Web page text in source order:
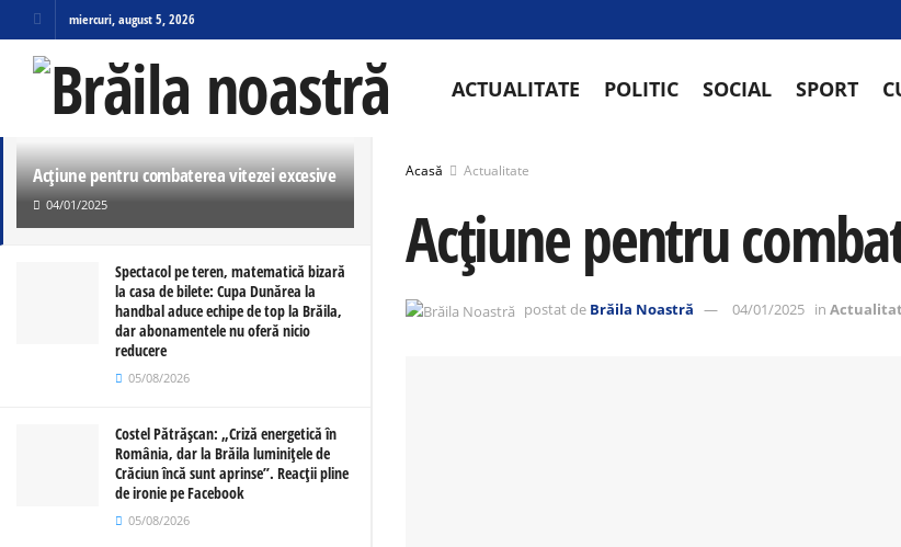
ULTIMELE TRENDING
Acțiune pentru combaterea vitezei excesive
04/01/2025
Spectacol pe teren, matematică bizară
la casa de bilete: Cupa Dunărea la
handbal aduce echipe de top la Brăila,
dar abonamentele nu oferă nicio
reducere
05/08/2026
Costel Pătrășcan: „Criză energetică în
România, dar la Brăila luminițele de
Crăciun încă sunt aprinse”. Reacții pline
de ironie pe Facebook
05/08/2026
miercuri, august 5, 2026
ACTUALITATE POLITIC SOCIAL SPORT
Acasă Actualitate
Acțiune pentru
postat de Brăila Noastră 04/01/2025 in